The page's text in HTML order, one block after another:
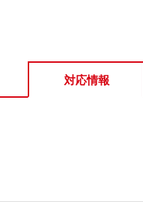
対応情報